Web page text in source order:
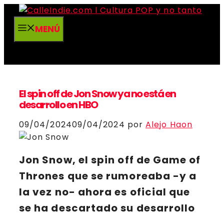
Saltar
contenidoMENÚ
El spin off de Jon Snow ya no está en
desarrollo en HBO
09/04/202409/04/2024 porAlejo Haon
Jon Snow, el spin off de Game of
Thrones que se rumoreaba -y a
la vez no- ahora es oficial que
se ha descartado su desarrollo